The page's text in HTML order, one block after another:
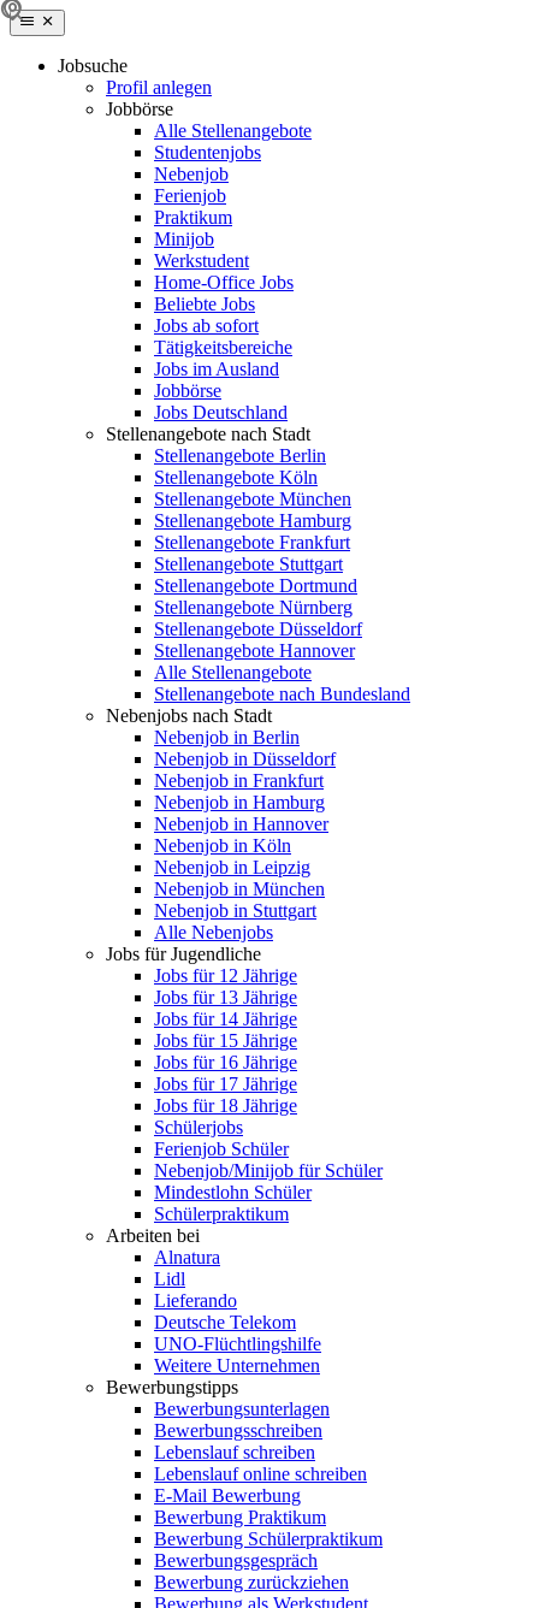
Jobsuche
Profil anlegen
Jobbörse
Alle Stellenangebote
Studentenjobs
Nebenjob
Ferienjob
Praktikum
Minijob
Werkstudent
Home-Office Jobs
Beliebte Jobs
Jobs ab sofort
Tätigkeitsbereiche
Jobs im Ausland
Jobbörse
Jobs Deutschland
Stellenangebote nach Stadt
Stellenangebote Berlin
Stellenangebote Köln
Stellenangebote München
Stellenangebote Hamburg
Stellenangebote Frankfurt
Stellenangebote Stuttgart
Stellenangebote Dortmund
Stellenangebote Nürnberg
Stellenangebote Düsseldorf
Stellenangebote Hannover
Alle Stellenangebote
Stellenangebote nach Bundesland
Nebenjobs nach Stadt
Nebenjob in Berlin
Nebenjob in Düsseldorf
Nebenjob in Frankfurt
Nebenjob in Hamburg
Nebenjob in Hannover
Nebenjob in Köln
Nebenjob in Leipzig
Nebenjob in München
Nebenjob in Stuttgart
Alle Nebenjobs
Jobs für Jugendliche
Jobs für 12 Jährige
Jobs für 13 Jährige
Jobs für 14 Jährige
Jobs für 15 Jährige
Jobs für 16 Jährige
Jobs für 17 Jährige
Jobs für 18 Jährige
Schülerjobs
Ferienjob Schüler
Nebenjob/Minijob für Schüler
Mindestlohn Schüler
Schülerpraktikum
Arbeiten bei
Alnatura
Lidl
Lieferando
Deutsche Telekom
UNO-Flüchtlingshilfe
Weitere Unternehmen
Bewerbungstipps
Bewerbungsunterlagen
Bewerbungsschreiben
Lebenslauf schreiben
Lebenslauf online schreiben
E-Mail Bewerbung
Bewerbung Praktikum
Bewerbung Schülerpraktikum
Bewerbungsgespräch
Bewerbung zurückziehen
Bewerbung als Werkstudent